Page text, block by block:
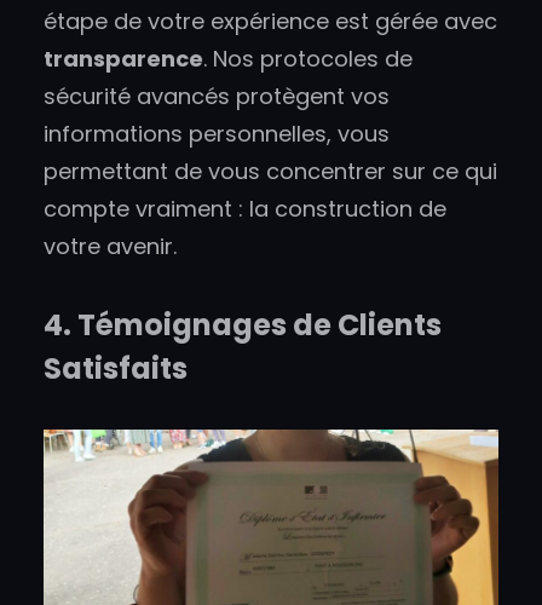
étape de votre expérience est gérée avec
transparence. Nos protocoles de
sécurité avancés protègent vos
informations personnelles, vous
permettant de vous concentrer sur ce qui
compte vraiment : la construction de
votre avenir.
4. Témoignages de Clients
Satisfaits